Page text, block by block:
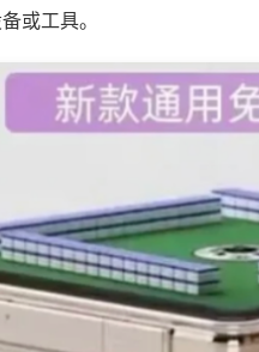
或工具。